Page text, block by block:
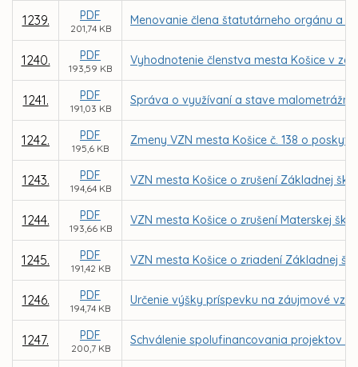
1239. PDF
201,74 KB
Menovanie člena štatutárneho orgánu a
1240. PDF
193,59 KB
Vyhodnotenie členstva mesta Košice v
1241. PDF
191,03 KB
Správa o využívaní a stave
1242. PDF
195,6 KB
Zmeny VZN mesta Košice č. 138 o
1243. PDF
194,64 KB
VZN mesta Košice o zrušení Základnej
1244. PDF
193,66 KB
VZN mesta Košice o zrušení Materskej
1245. PDF
191,42 KB
VZN mesta Košice o zriadení Základnej
1246. PDF
194,74 KB
Určenie výšky príspevku na záujmové
1247. PDF
200,7 KB
Schválenie spolufinancovania projektov